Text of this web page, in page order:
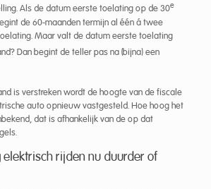
Als de datum eerste toelating op de 30e
de 60-maanden termijn al één á twee
Maar valt de datum eerste toelating
Dan begint de teller pas na (bijna) een
is verstreken wordt de hoogte van de fiscale
auto opnieuw vastgesteld. Hoe hoog het
dat is afhankelijk van de op dat
rijden nu duurder of